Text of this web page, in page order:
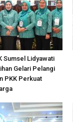
Sumsel Lidyawati
Gelari Pelangi
PKK Perkuat